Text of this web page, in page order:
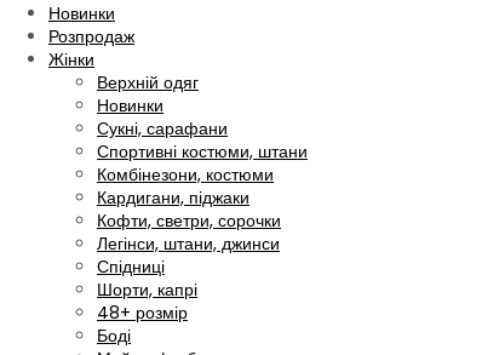
Новинки
Розпродаж
Жінки
Верхній одяг
Новинки
Сукні, сарафани
Спортивні костюми, штани
Комбінезони, костюми
Кардигани, піджаки
Кофти, светри, сорочки
Легінси, штани, джинси
Спідниці
Шорти, капрі
48+ розмір
Боді